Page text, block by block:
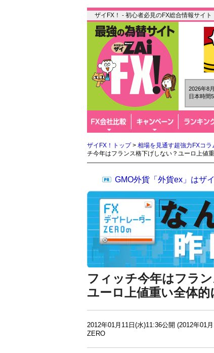
ザイFX！ - 初心者必見のFX総合情報サイト
2026年8
日本時間
ザイFX！トップ> 相場を見通す超強力FXコラ
チ今年はフランス格下げしない？ユーロ上値
GMO外貨「外貨ex」はザ
フィッチ今年はフラ
ユーロ上値重い全体的
2012年01月11日(水)11:36公開 (2012年01
ZERO